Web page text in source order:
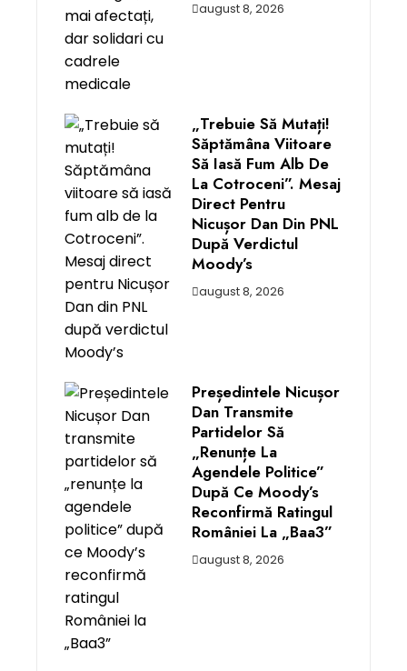
august 8, 2026
„Trebuie Să Mutați!
Săptămâna Viitoare
Să Iasă Fum Alb De
La Cotroceni”. Mesaj
Direct Pentru
Nicușor Dan Din PNL
După Verdictul
Moody’s
august 8, 2026
Președintele Nicușor
Dan Transmite
Partidelor Să
„renunțe La
Agendele Politice”
După Ce Moody’s
Reconfirmă Ratingul
României La „Baa3”
august 8, 2026